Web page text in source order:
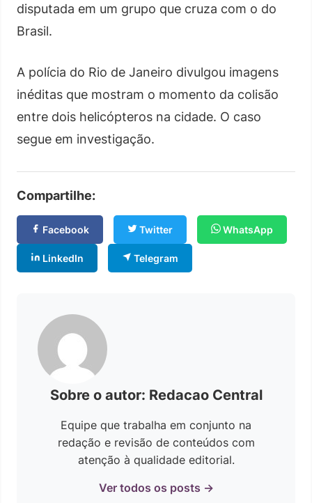
disputada em um grupo que cruza com o do
Brasil.
A polícia do Rio de Janeiro divulgou imagens
inéditas que mostram o momento da colisão
entre dois helicópteros na cidade. O caso
segue em investigação.
Compartilhe:
Facebook Twitter WhatsApp
LinkedIn Telegram
Sobre o autor: Redacao Central
Equipe que trabalha em conjunto na
redação e revisão de conteúdos com
atenção à qualidade editorial.
Ver todos os posts →